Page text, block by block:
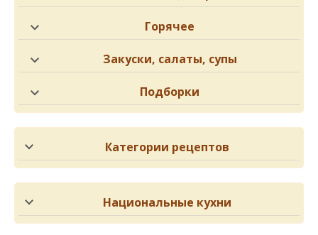
Горячее
Закуски, салаты, супы
Подборки
Категории рецептов
Национальные кухни